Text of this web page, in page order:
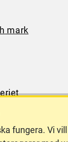
fungera. Vi
mark